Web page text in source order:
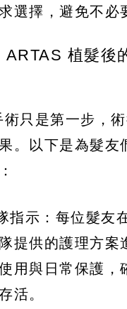
選擇，避免不必
ARTAS 植髮後
術只是第一步，
。以下是為髮友
指示：每位髮友
提供的護理方案
用與日常保護，
活。